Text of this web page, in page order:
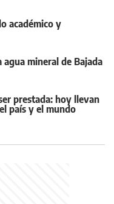
académico y
mineral de Bajada
prestada: hoy llevan
país y el mundo